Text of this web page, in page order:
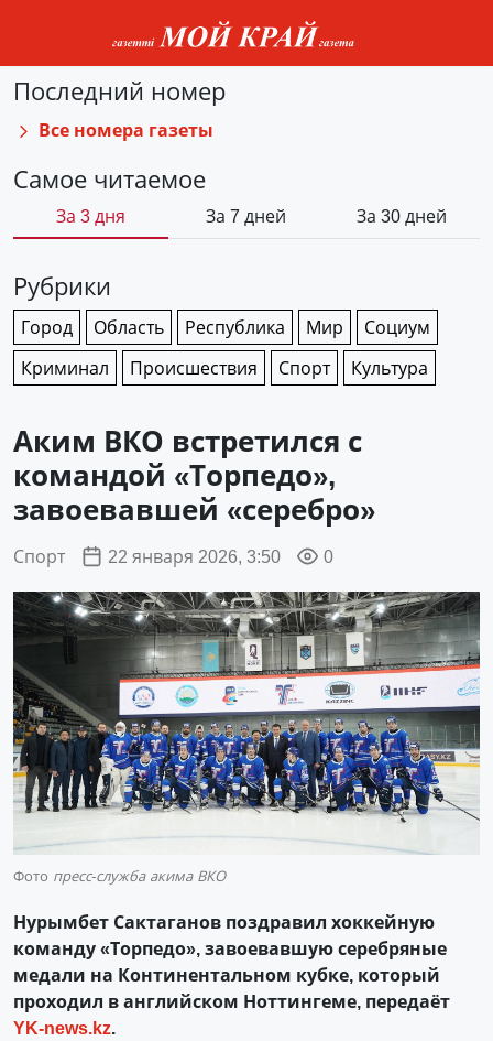
Аким ВКО встретился с
командой «Торпедо»,
завоевавшей «серебро»
Спорт 22 января 2026, 3:50 0
Фото пресс-служба акима ВКО
Нурымбет Сактаганов поздравил хоккейную
команду «Торпедо», завоевавшую серебряные
медали на Континентальном кубке, который
проходил в английском Ноттингеме, передаёт
YK-news.kz.
Последний номер
Все номера газеты
Самое читаемое
За 3 дня За 7 дней За 30 дней
Рубрики
Город Область Республика Мир
Социум
Криминал
Происшествия Спорт Культура